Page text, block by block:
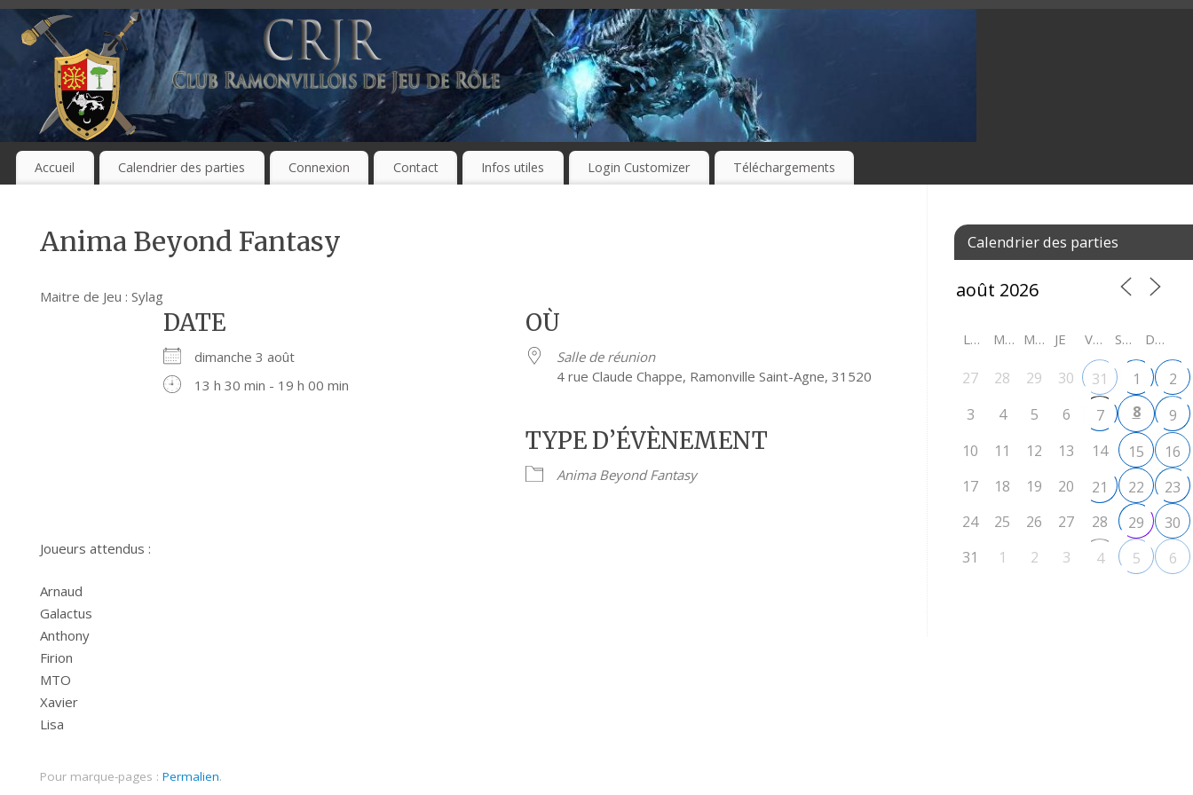
Accueil Calendrier des parties Connexion Contact Infos utiles Login Customizer Téléchargements
Anima Beyond Fantasy
Maitre de Jeu : Sylag
DATE
dimanche 3 août
13 h 30 min - 19 h 00 min
OÙ
Salle de réunion
4 rue Claude Chappe, Ramonville Saint-Agne, 31520
TYPE D’ÉVÈNEMENT
Anima Beyond Fantasy
Joueurs attendus :
Arnaud
Galactus
Anthony
Firion
MTO
Xavier
Lisa
Pour marque-pages : Permalien.
Calendrier des parties
LU MA ME JE VE SA DI
27 28 29 30 31 1
2
3
4 5 6 7 8
9
10
11 12 13 14 15
16
17
18 19 20 21 22
23
24
25 26 27 28 29
30
31
1 2 3 4 5 6